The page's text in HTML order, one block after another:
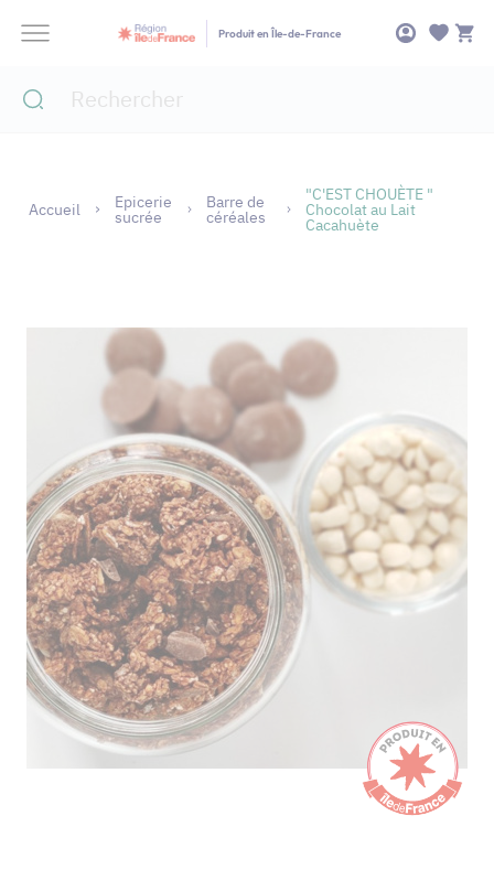
Produit en Île-de-France
Accueil Epicerie
sucrée
Barre de
céréales
"C'EST CHOUÈTE "
Chocolat au Lait
Cacahuète